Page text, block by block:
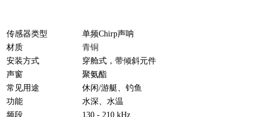
传感器类型
单频Chirp声呐
材质
青铜
安装方式
穿舱式，带倾斜元件
声窗
聚氨酯
常见用途
休闲/游艇、钓鱼
功能
水深、水温
频段
130 - 210 kHz